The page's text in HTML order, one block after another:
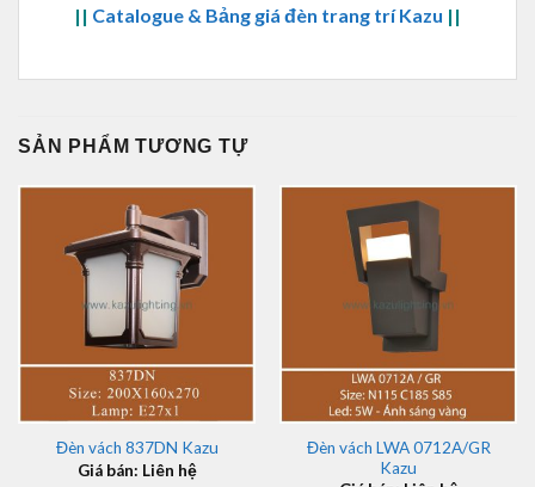
|| Catalogue & Bảng giá đèn trang trí Kazu ||
SẢN PHẨM TƯƠNG TỰ
Đèn vách 837DN Kazu
Giá bán: Liên hệ
Đèn vách LWA 0712A/GR
Kazu